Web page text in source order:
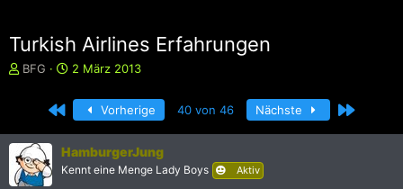
Turkish Airlines Erfahrungen
E
e
l
l
e
BFG
E
s
t
e
l
l
2 März 2013
Erste Vorherige 40 von 46 Nächste Letzte
HamburgerJung
Kennt eine Menge Lady Boys Aktiv